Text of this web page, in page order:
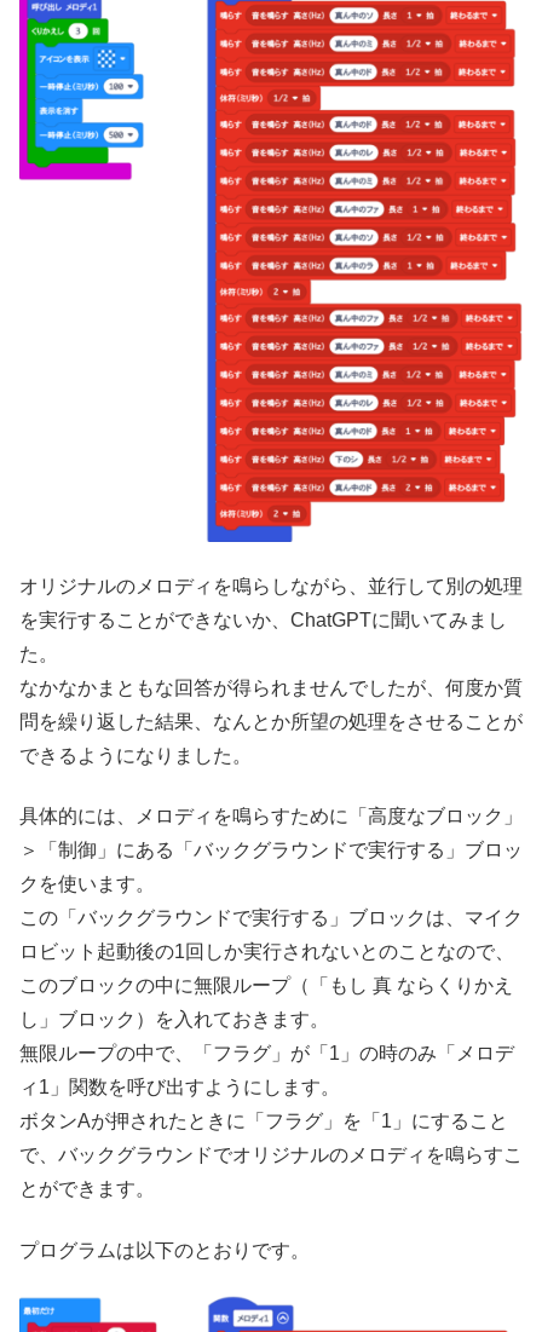
オリジナルのメロディを鳴らしながら、並行して別の処理
を実行することができないか、ChatGPTに聞いてみまし
た。
なかなかまともな回答が得られませんでしたが、何度か質
問を繰り返した結果、なんとか所望の処理をさせることが
できるようになりました。
具体的には、メロディを鳴らすために「高度なブロック」
＞「制御」にある「バックグラウンドで実行する」ブロッ
クを使います。
この「バックグラウンドで実行する」ブロックは、マイク
ロビット起動後の1回しか実行されないとのことなので、
このブロックの中に無限ループ（「もし 真 ならくりかえ
し」ブロック）を入れておきます。
無限ループの中で、「フラグ」が「1」の時のみ「メロデ
ィ1」関数を呼び出すようにします。
ボタンAが押されたときに「フラグ」を「1」にすること
で、バックグラウンドでオリジナルのメロディを鳴らすこ
とができます。
プログラムは以下のとおりです。